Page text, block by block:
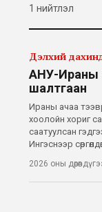
1 нийтлэл
Дэлхий
АНУ-Ираны
шалтгаан
Ираны ачаа
хоолойн хориг
саатуулсан
Ингэснээр
тохиролцоо
болж байна. Мөн
2026 оны